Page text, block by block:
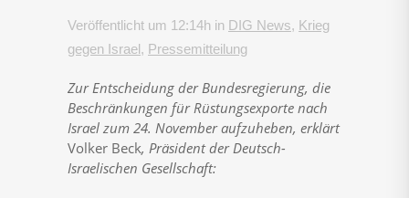
Veröffentlicht um 12:14h in DIG News, Krieg
gegen Israel, Pressemitteilung
Zur Entscheidung der Bundesregierung, die
Beschränkungen für Rüstungsexporte nach
Israel zum 24. November aufzuheben, erklärt
Volker Beck, Präsident der Deutsch-
Israelischen Gesellschaft: